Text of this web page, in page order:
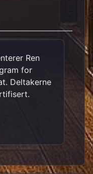
Ren
for
Deltakerne